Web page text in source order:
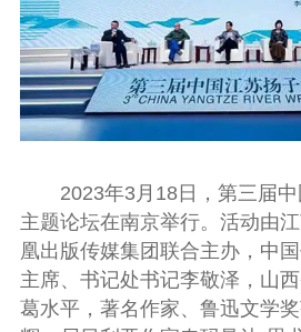
2023年3月18日，第三届中
主题论坛在南京举行。活动由
凰出版传媒集团联合主办，中
主席、书记处书记李敬泽，山
葛水平，著名作家、鲁迅文学